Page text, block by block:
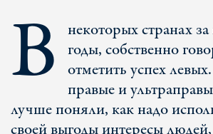
В некоторых странах
годы, собственно
отметить успех
правые и
лучше поняли, как надо